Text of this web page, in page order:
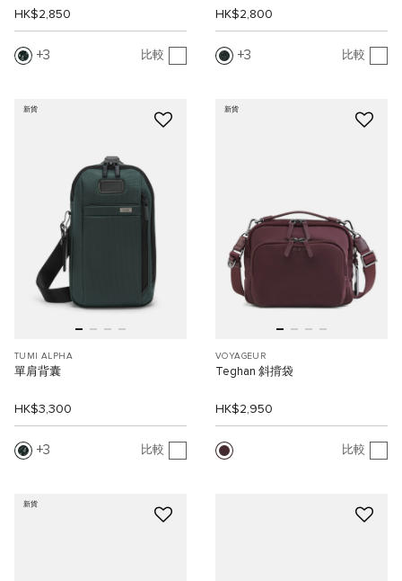
HK$2,850
3 比較
HK$2,800
3 比較
新貨
TUMI ALPHA
單肩背囊
HK$3,300
3 比較
新貨
VOYAGEUR
Teghan 斜揹袋
HK$2,950
比較
新貨